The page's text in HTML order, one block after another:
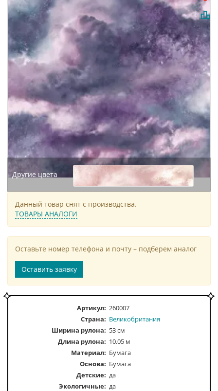
Другие цвета
Данный товар снят с производства.
ТОВАРЫ АНАЛОГИ
Оставьте номер телефона и почту – подберем аналог
Оставить заявку
Артикул: 260007
Страна: Великобритания
Ширина рулона: 53 см
Длина рулона: 10.05 м
Материал: Бумага
Основа: Бумага
Детские: да
Экологичные: да